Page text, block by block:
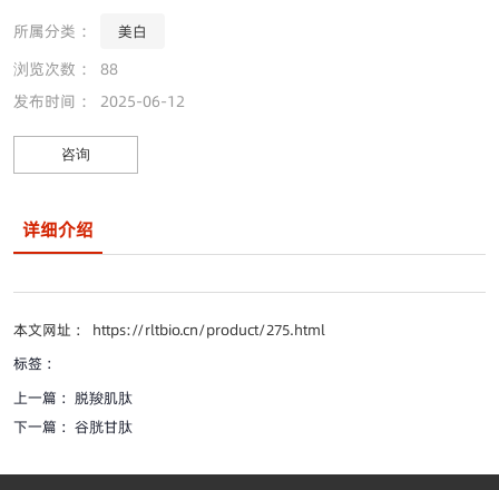
所属分类 ： 美白
浏览次数 ： 88
发布时间 ： 2025-06-12
咨询
详细介绍
本文网址 ： https://rltbio.cn/product/275.html
标签 ：
上一篇 ： 脱羧肌肽
下一篇 ： 谷胱甘肽